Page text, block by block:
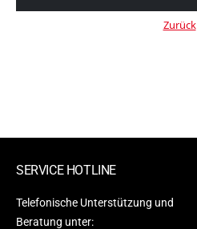
Zurück
SERVICE HOTLINE
Telefonische Unterstützung und
Beratung unter: